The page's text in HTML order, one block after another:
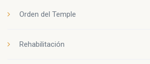
Orden del Temple
Rehabilitación